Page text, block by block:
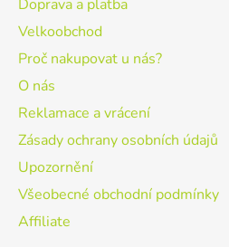
Doprava a platba
Velkoobchod
Proč nakupovat u nás?
O nás
Reklamace a vrácení
Zásady ochrany osobních údajů
Upozornění
Všeobecné obchodní podmínky
Affiliate